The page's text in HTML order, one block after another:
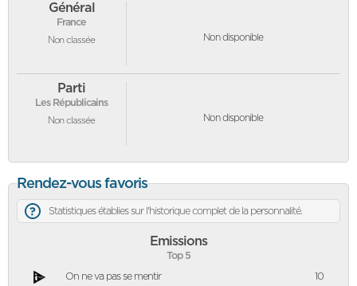
Général
France
Non classée Non disponible
Parti
Les Républicains
Non classée Non disponible
Rendez-vous favoris
Statistiques établies sur l'historique complet de la personnalité.
Emissions
Top 5
On ne va pas se mentir
10